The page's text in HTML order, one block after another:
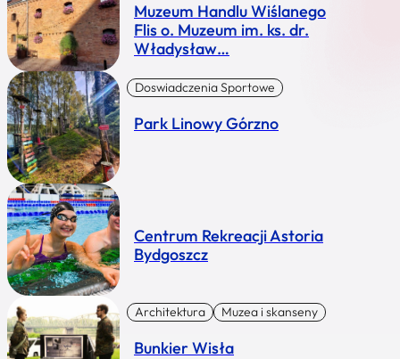
Muzeum Handlu Wiślanego
Flis o. Muzeum im. ks. dr.
Władysław…
Doswiadczenia Sportowe
Park Linowy Górzno
Centrum Rekreacji Astoria
Bydgoszcz
Architektura Muzea i skanseny
Bunkier Wisła